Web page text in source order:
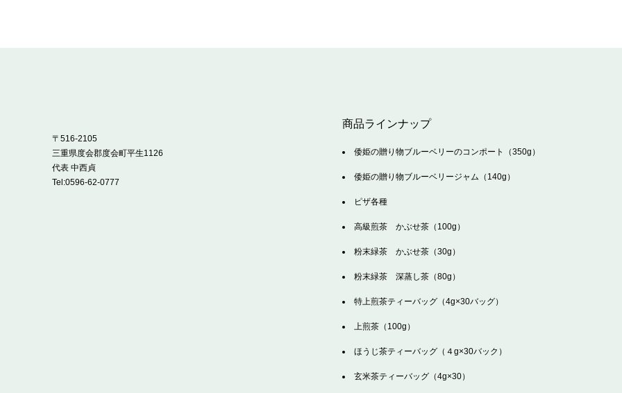
〒516-2105
三重県度会郡度会町平生1126
代表 中西貞
Tel:0596-62-0777
商品ラインナップ
倭姫の贈り物ブルーベリーのコンポート（350g）
倭姫の贈り物ブルーベリージャム（140g）
ピザ各種
高級煎茶 かぶせ茶（100g）
粉末緑茶 かぶせ茶（30g）
粉末緑茶 深蒸し茶（80g）
特上煎茶ティーバッグ（4g×30バッグ）
上煎茶（100g）
ほうじ茶ティーバッグ（４g×30バック）
玄米茶ティーバッグ（4g×30）